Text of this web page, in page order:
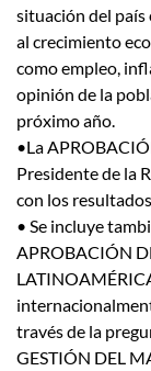
situación del
al crecimiento
como empleo,
opinión de la
próximo año.
•La
Presidente de la
con los
• Se incluye
APROBACIÓN
través de la
GESTIÓN DEL